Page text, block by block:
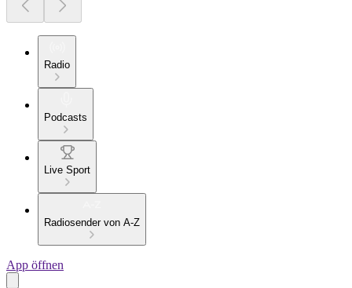
Radio
Podcasts
Live Sport
Radiosender von A-Z
App öffnen